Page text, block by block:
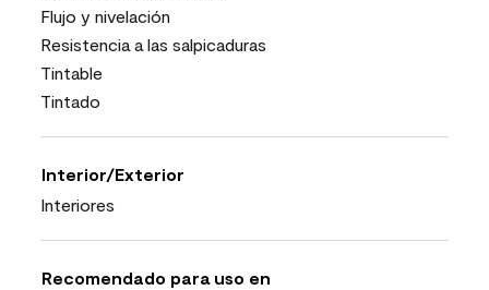
Flujo y nivelación
Resistencia a las salpicaduras
Tintable
Tintado
Interior/Exterior
Interiores
Recomendado para uso en